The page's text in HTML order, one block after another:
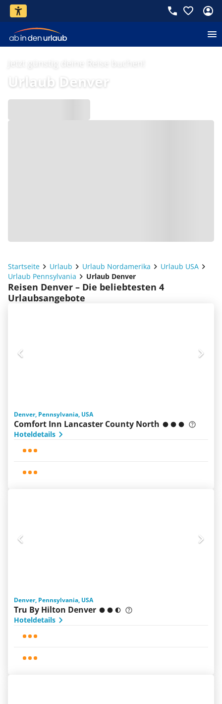
Jetzt günstig deine Reise buchen!
Urlaub Denver
Startseite Urlaub Urlaub Nordamerika
Urlaub USA
Urlaub Pennsylvania
Urlaub Denver
Reisen Denver – Die beliebtesten 4
Urlaubsangebote
Denver, Pennsylvania, USA
Comfort Inn Lancaster County North
Hoteldetails
Denver, Pennsylvania, USA
Tru By Hilton Denver
Hoteldetails